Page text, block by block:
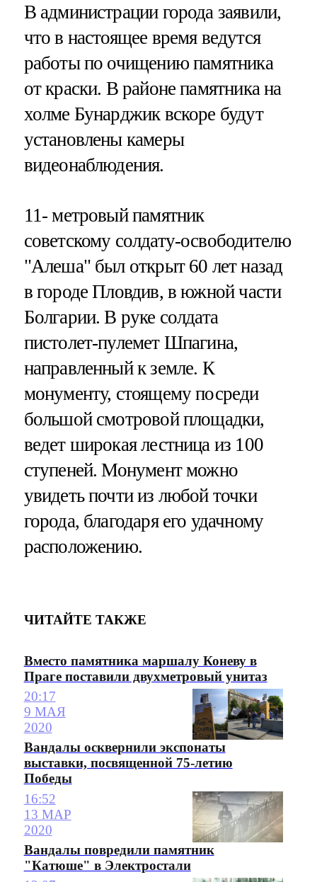
В администрации города заявили,
что в настоящее время ведутся
работы по очищению памятника
от краски. В районе памятника на
холме Бунарджик вскоре будут
установлены камеры
видеонаблюдения.
11- метровый памятник
советскому солдату-освободителю
"Алеша" был открыт 60 лет назад
в городе Пловдив, в южной части
Болгарии. В руке солдата
пистолет-пулемет Шпагина,
направленный к земле. К
монументу, стоящему посреди
большой смотровой площадки,
ведет широкая лестница из 100
ступеней. Монумент можно
увидеть почти из любой точки
города, благодаря его удачному
расположению.
ЧИТАЙТЕ ТАКЖЕ
Вместо памятника маршалу Коневу в
Праге поставили двухметровый унитаз
20:17
9 МАЯ
2020
Вандалы осквернили экспонаты
выставки, посвященной 75-летию
Победы
16:52
13 МАР
2020
Вандалы повредили памятник
"Катюше" в Электростали